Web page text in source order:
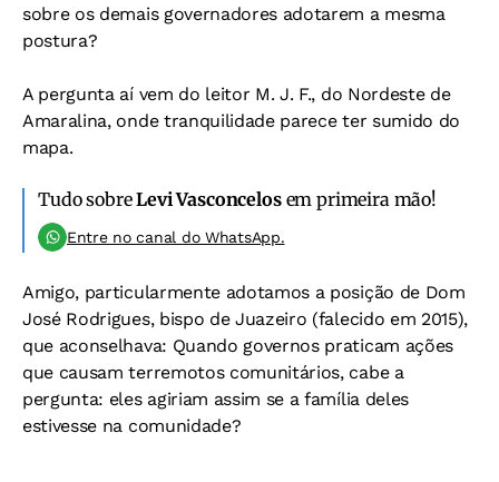
sobre os demais governadores adotarem a mesma
postura?
A pergunta aí vem do leitor M. J. F., do Nordeste de
Amaralina, onde tranquilidade parece ter sumido do
mapa.
Tudo sobreLevi Vasconcelosem primeira mão!
Entre no canal do WhatsApp.
Amigo, particularmente adotamos a posição de Dom
José Rodrigues, bispo de Juazeiro (falecido em 2015),
que aconselhava: Quando governos praticam ações
que causam terremotos comunitários, cabe a
pergunta: eles agiriam assim se a família deles
estivesse na comunidade?